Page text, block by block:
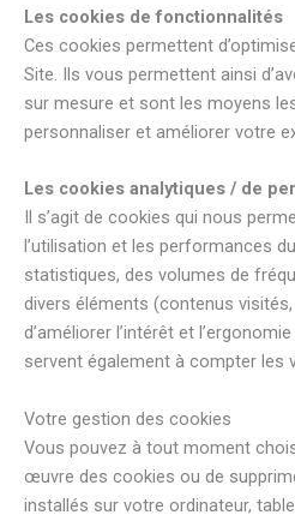
Les cookies de fonctionnalités
Ces cookies permettent
Site. Ils vous permettent ainsi
sur mesure et sont les moyens
personnaliser et améliorer votre
Les cookies analytiques / de
Il s’agit de cookies qui nous
l’utilisation et les performances
statistiques, des volumes de
divers éléments (contenus
d’améliorer l’intérêt et
servent également à compter les
Votre gestion des cookies
Vous pouvez à tout moment
œuvre des cookies ou de
installés sur votre ordinateur,